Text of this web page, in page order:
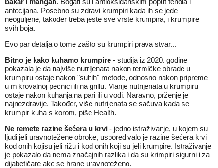
bakar i mangan. Bogati su i antioksidanskim poput fenola i
antocijana. Posebno su zdravi krumpiri kada ih se jede
neoguljene, također treba jeste sve vrste krumpira, i krumpire
svih boja.
Evo par detalja o tome zašto su krumpiri prava stvar...
Bitno je kako kuhamo krumpire - studija iz 2020. godine
pokazala je da najviše nutrijenata nakon termičke obrade u
krumpiru ostaje nakon "suhih" metode, odnosno nakon pripreme
u mikrovalnoj pećnici ili na grillu. Manje nutrijenata u krumpiru
ostaje nakon kuhanja na pari ili u vodi. Naravno, prženje je
najnezdravije. Također, više nutrijenata se sačuva kada se
krumpir kuha s korom, piše Health.
Ne remete razine šećera u krvi - jedno istraživanje, u kojem su
ljudi jeli uravnotežene obroke, uspoređivalo je razine šećera krvi
kod onih kojisu jeli rižu i kod onih koji su jeli krumpire. Istraživanje
je pokazalo da nema značajnih razlika i da su krimpiri sigurni i za
dijabetičare ako se hrane uravnoteženo.